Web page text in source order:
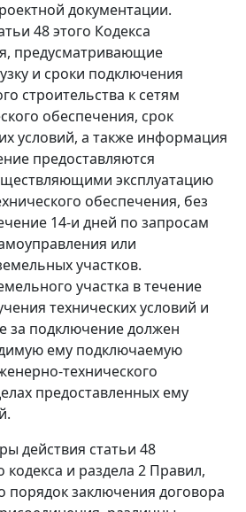
документации.
48 этого Кодекса
предусматривающие
и сроки подключения
строительства к сетям
обеспечения, срок
условий, а также информация
предоставляются
эксплуатацию
обеспечения, без
14-и дней по запросам
или
участков.
участка в течение
технических условий и
за подключение должен
ему подключаемую
технического
предоставленных ему
действия статьи 48
кодекса и раздела 2 Правил,
порядок заключения договора